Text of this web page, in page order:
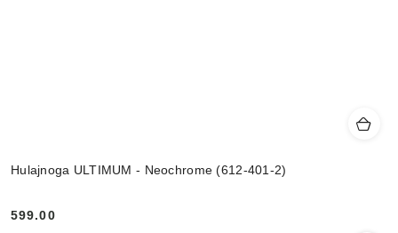
Hulajnoga ULTIMUM - Neochrome (612-401-2)
Cena:
599.00